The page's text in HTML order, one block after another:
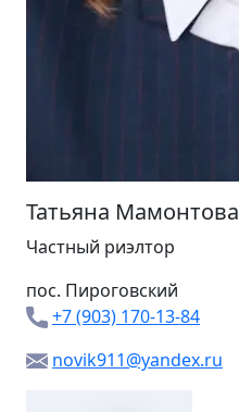
Татьяна Мамонтова
Частный риэлтор
пос. Пироговский
+7 (903) 170-13-84
novik911@yandex.ru